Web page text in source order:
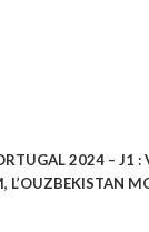
2024 – J1 :
L’OUZBEKISTAN